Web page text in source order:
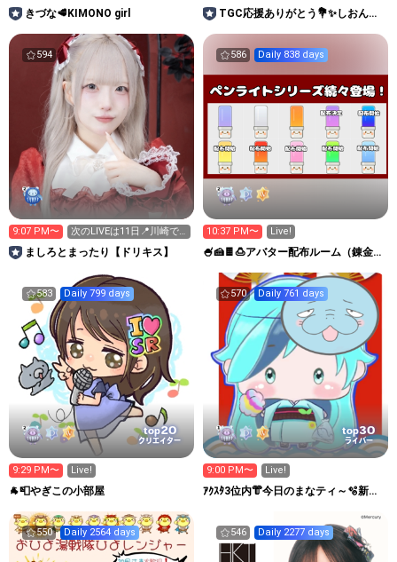
イベ！！
きづな🥩KIMONO girl
ョン広告1週間！✨
TGC応援ありがとう💐✨しおん🧶
594
9:07 PM〜
次のLIVEは11日📍川崎で
す！
ましろとまったり【ドリキス】
586 Daily 838 days
10:37 PM〜 Live!
🍧🍰🍫🍮アバター配布ルーム（錬金術
583 Daily 799 days
top20
クリエイター
9:29 PM〜 Live!
🐐📮やぎこの小部屋
570 Daily 761 days
top30
ライバー
9:00 PM〜 Live!
ｱｸｽﾀ3位内👘今日のまなティ～🫧新ア
550 Daily 2564 days 546 Daily 2277 days